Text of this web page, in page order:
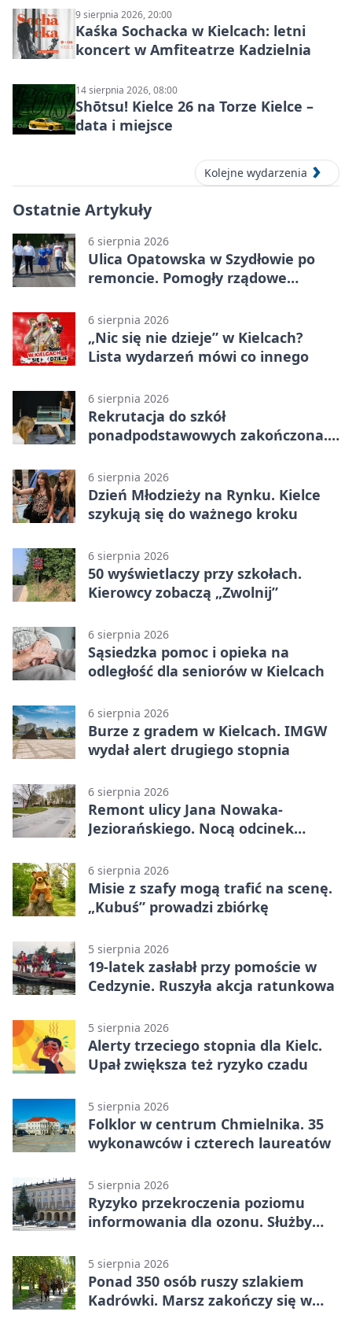
9 sierpnia 2026, 20:00
Kaśka Sochacka w Kielcach: letni
koncert w Amfiteatrze Kadzielnia
14 sierpnia 2026, 08:00
Shōtsu! Kielce 26 na Torze Kielce –
data i miejsce
Kolejne wydarzenia
Ostatnie Artykuły
6 sierpnia 2026
Ulica Opatowska w Szydłowie po
remoncie. Pomogły rządowe
6 sierpnia 2026
„Nic się nie dzieje” w Kielcach?
Lista wydarzeń mówi co innego
6 sierpnia 2026
Rekrutacja do szkół
ponadpodstawowych zakończona.
6 sierpnia 2026
Dzień Młodzieży na Rynku. Kielce
szykują się do ważnego kroku
6 sierpnia 2026
50 wyświetlaczy przy szkołach.
Kierowcy zobaczą „Zwolnij”
6 sierpnia 2026
Sąsiedzka pomoc i opieka na
odległość dla seniorów w Kielcach
6 sierpnia 2026
Burze z gradem w Kielcach. IMGW
wydał alert drugiego stopnia
6 sierpnia 2026
Remont ulicy Jana Nowaka-
Jeziorańskiego. Nocą odcinek
6 sierpnia 2026
Misie z szafy mogą trafić na scenę.
„Kubuś” prowadzi zbiórkę
5 sierpnia 2026
19-latek zasłabł przy pomoście w
Cedzynie. Ruszyła akcja ratunkowa
5 sierpnia 2026
Alerty trzeciego stopnia dla Kielc.
Upał zwiększa też ryzyko czadu
5 sierpnia 2026
Folklor w centrum Chmielnika. 35
wykonawców i czterech laureatów
5 sierpnia 2026
Ryzyko przekroczenia poziomu
informowania dla ozonu. Służby
5 sierpnia 2026
Ponad 350 osób ruszy szlakiem
Kadrówki. Marsz zakończy się w